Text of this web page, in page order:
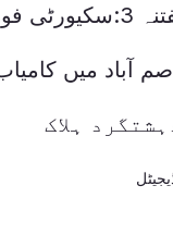
آپریشن رَدُّ الفتنہ
آباد میں